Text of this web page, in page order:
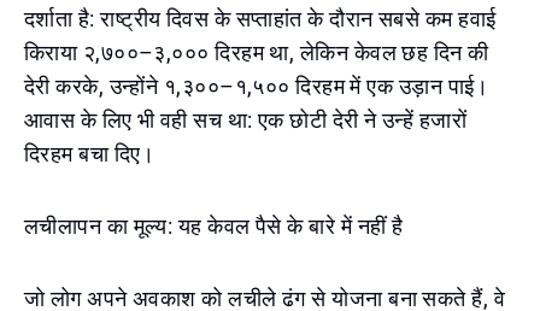
दर्शाता है: राष्ट्रीय दिवस के सप्ताहांत के दौरान सबसे कम हवाई
किराया २,७००–३,००० दिरहम था, लेकिन केवल छह दिन की
देरी करके, उन्होंने १,३००–१,५०० दिरहम में एक उड़ान पाई।
आवास के लिए भी वही सच था: एक छोटी देरी ने उन्हें हजारों
दिरहम बचा दिए।
लचीलापन का मूल्य: यह केवल पैसे के बारे में नहीं है
जो लोग अपने अवकाश को लचीले ढंग से योजना बना सकते हैं, वे